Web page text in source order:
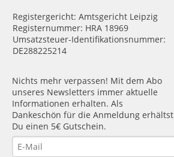
Registergericht: Amtsgericht Leipzig
Registernummer: HRA 18969
Umsatzsteuer-Identifikationsnummer:
DE288225214
Nichts mehr verpassen! Mit dem Abo
unseres Newsletters immer aktuelle
Informationen erhalten. Als
Dankeschön für die Anmeldung erhältst
Du einen 5€ Gutschein.